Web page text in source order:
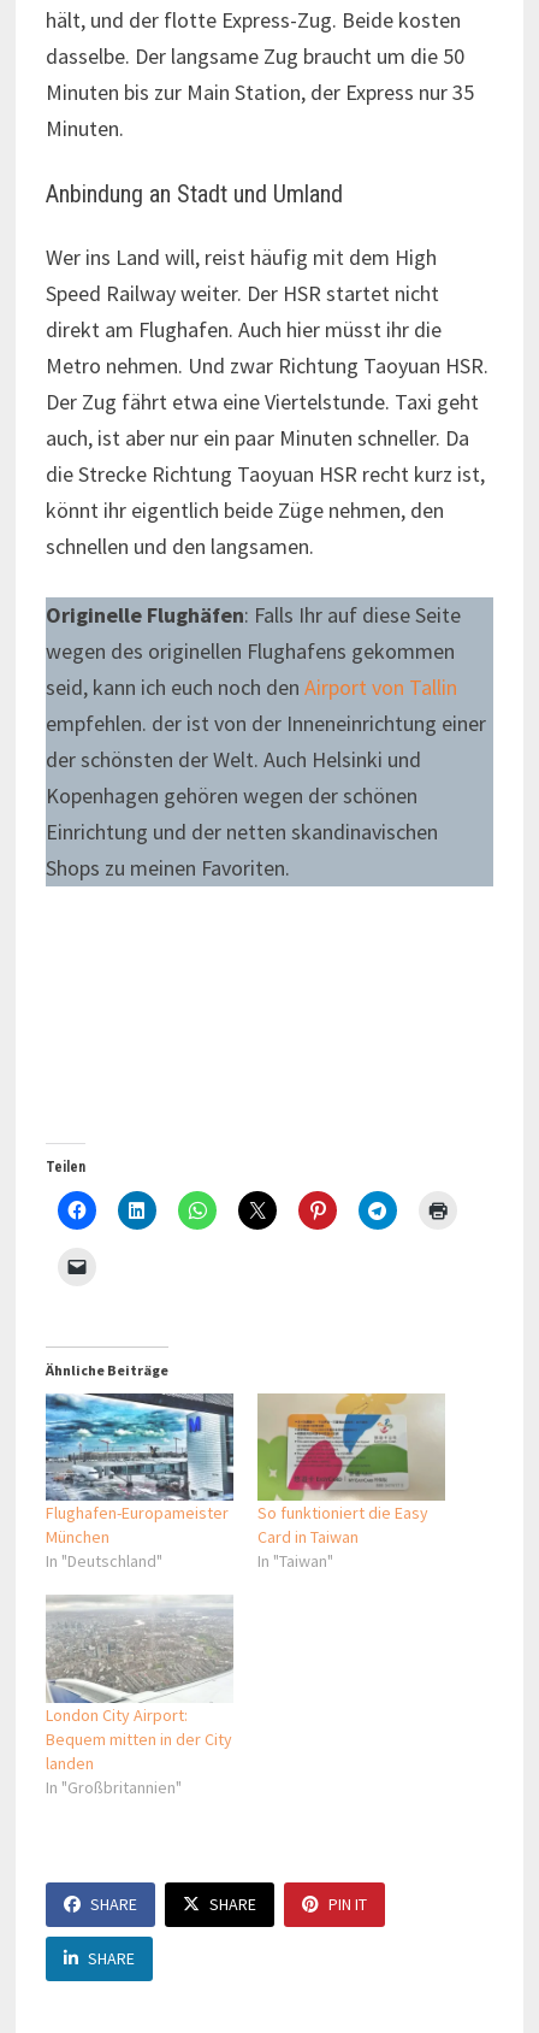
hält, und der flotte Express-Zug. Beide kosten
dasselbe. Der langsame Zug braucht um die 50
Minuten bis zur Main Station, der Express nur 35
Minuten.
Anbindung an Stadt und Umland
Wer ins Land will, reist häufig mit dem High
Speed Railway weiter. Der HSR startet nicht
direkt am Flughafen. Auch hier müsst ihr die
Metro nehmen. Und zwar Richtung Taoyuan HSR.
Der Zug fährt etwa eine Viertelstunde. Taxi geht
auch, ist aber nur ein paar Minuten schneller. Da
die Strecke Richtung Taoyuan HSR recht kurz ist,
könnt ihr eigentlich beide Züge nehmen, den
schnellen und den langsamen.
Originelle Flughäfen: Falls Ihr auf diese Seite
wegen des originellen Flughafens gekommen
seid, kann ich euch noch den Airport von Tallin
empfehlen. der ist von der Inneneinrichtung einer
der schönsten der Welt. Auch Helsinki und
Kopenhagen gehören wegen der schönen
Einrichtung und der netten skandinavischen
Shops zu meinen Favoriten.
Teilen
Ähnliche Beiträge
Flughafen-Europameister
München
In "Deutschland"
So funktioniert die Easy
Card in Taiwan
In "Taiwan"
London City Airport:
Bequem mitten in der City
landen
In "Großbritannien"
SHARE SHARE PIN IT
SHARE